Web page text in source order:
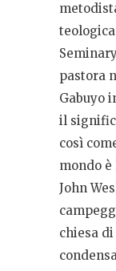
pastora
Gabuyo
il
così
mondo
John
chiesa di